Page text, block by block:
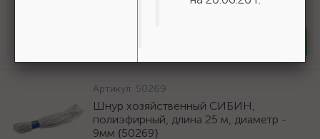
Артикул: 50269
Шнур хозяйственный СИБИН,
полиэфирный, длина 25 м, диаметр -
9мм {50269}